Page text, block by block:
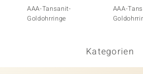
AAA-Tansanit-
Goldohrringe
AAA-
Kategorien